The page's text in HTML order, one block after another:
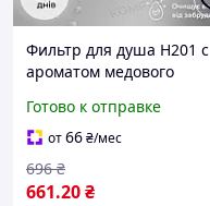
Фильтр для душа H201 с
ароматом медового
(4шт)
Готово к отправке
от66₴/мес
661.20₴
696 ₴